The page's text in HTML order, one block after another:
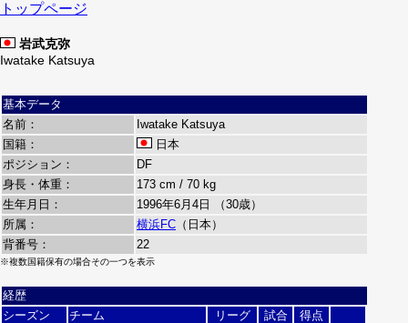
トップページ
岩武克弥
Iwatake Katsuya
基本データ
名前：
Iwatake Katsuya
国籍：
日本
ポジション：
DF
身長・体重：
173 cm / 70 kg
生年月日：
1996年6月4日 （30歳）
所属：
横浜FC （日本）
背番号：
22
※複数国籍保有の場合その一つを表示
経歴
シーズン
チーム リーグ 試合
得点